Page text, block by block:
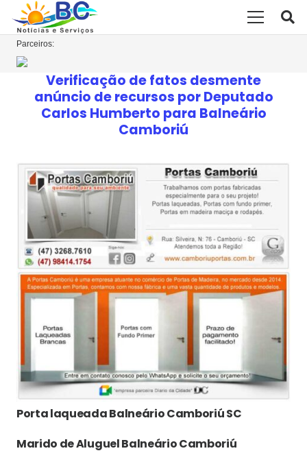
Parceiros:
Verificação de fatos desmente
anúncio de recursos por Deputado
Carlos Humberto para Balneário
Camboriú
Porta laqueada Balneário Camboriú SC
Marido de Aluguel Balneário Camboriú